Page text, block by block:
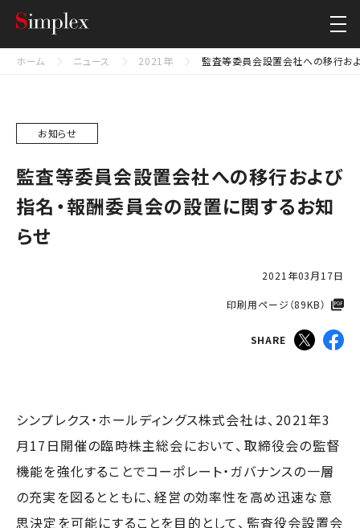
シンプレクス・ホールディングス株式会社
ホーム ニュース 2021年 監査等委員会設置会社への移行お
お知らせ
監査等委員会設置会社への移行および
指名・報酬委員会の設置に関するお知
らせ
2021年03月17日
印刷用ページ（89KB）​
SHARE
シンプレクス・ホールディングス株式会社は、2021年3
月17日開催の臨時株主総会において、取締役会の監督
機能を強化することでコーポレート・ガバナンスの一層
の充実を図るとともに、経営の効率性を高め迅速な意
思決定を可能にすることを目的として、監査役会設置会